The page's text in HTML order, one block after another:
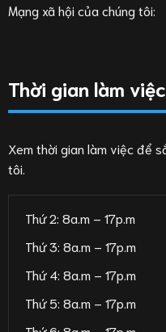
Mạng xã hội của chúng tôi:
Thời gian làm việc
Xem thời gian làm việc để
tôi.
Thứ 2: 8a.m – 17p.m
Thứ 3: 8a.m – 17p.m
Thứ 4: 8a.m – 17p.m
Thứ 5: 8a.m – 17p.m